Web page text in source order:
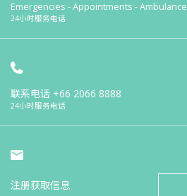
Emergencies - Appointments - Ambulance
24小时服务电话
联系电话 +66 2066 8888
24小时服务电话
注册获取信息